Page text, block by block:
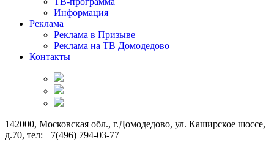
Информация
Реклама
Реклама в Призыве
Реклама на ТВ Домодедово
Контакты
142000, Московская обл., г.Домодедово, ул. Каширское шоссе,
д.70, тел: +7(496) 794-03-77